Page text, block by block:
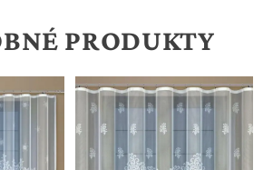
PRODUKTY